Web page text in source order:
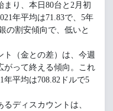
り、本日80台と2月初
年平均は71.83で、5年
の割安傾向で、低いと
ト（金との差）は、今週
がって終える傾向。これ
年平均は708.82ドルで5
ディスカウントは、